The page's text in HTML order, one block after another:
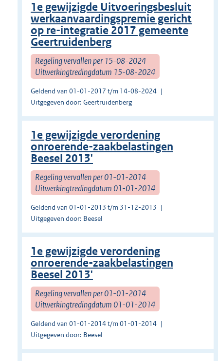
1e gewijzigde Uitvoeringsbesluit
werkaanvaardingspremie gericht
op re-integratie 2017 gemeente
Geertruidenberg
Regeling vervallen per 15-08-2024
Uitwerkingtredingdatum 15-08-2024
Geldend van 01-01-2017 t/m 14-08-2024
Uitgegeven door: Geertruidenberg
1e gewijzigde verordening
onroerende-zaakbelastingen
Beesel 2013'
Regeling vervallen per 01-01-2014
Uitwerkingtredingdatum 01-01-2014
Geldend van 01-01-2013 t/m 31-12-2013
Uitgegeven door: Beesel
1e gewijzigde verordening
onroerende-zaakbelastingen
Beesel 2013'
Regeling vervallen per 01-01-2014
Uitwerkingtredingdatum 01-01-2014
Geldend van 01-01-2014 t/m 01-01-2014
Uitgegeven door: Beesel